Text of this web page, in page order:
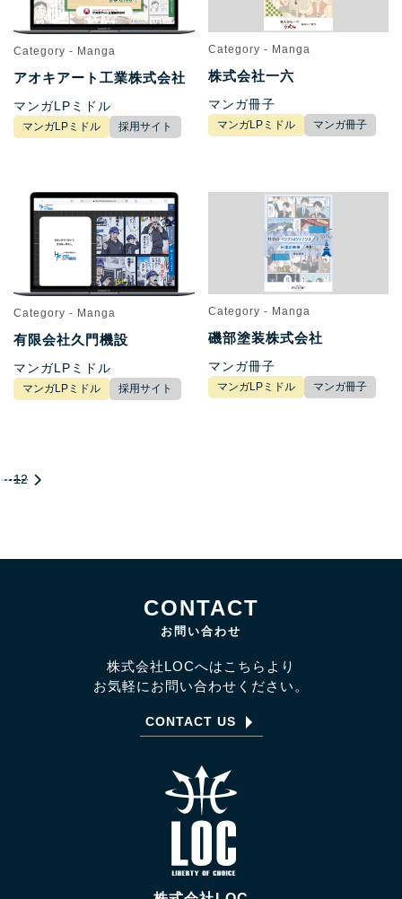
Category - Manga
アオキアート工業株式会社
マンガLPミドル
マンガLPミドル 採用サイト
Category - Manga
株式会社一六
マンガ冊子
マンガLPミドル マンガ冊子
Category - Manga
有限会社久門機設
マンガLPミドル
マンガLPミドル 採用サイト
Category - Manga
磯部塗装株式会社
マンガ冊子
マンガLPミドル マンガ冊子
12
CONTACT
お問い合わせ
株式会社LOCへはこちらより
お気軽にお問い合わせください。
CONTACT US